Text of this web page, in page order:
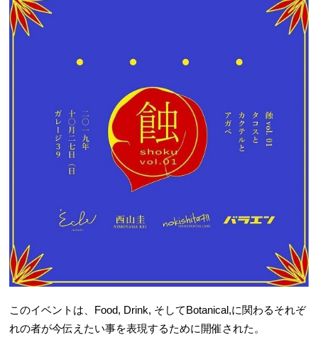
このイベントは、Food, Drink, そしてBotanical,に関わるそれぞ
れの者が今伝えたい事を表現するために開催された。